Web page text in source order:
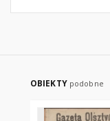
OBIEKTY podobne